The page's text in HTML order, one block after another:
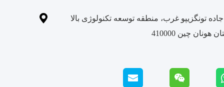

229 جاده تونگزیپو غرب، منطقه توسعه تکنولوژی بالا
چین 410000